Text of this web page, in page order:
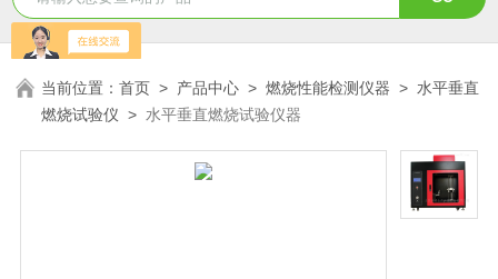
当前位置：首页 > 产品中心 >燃烧性能检测仪器 > 水平垂直
燃烧试验仪 > 水平垂直燃烧试验仪器